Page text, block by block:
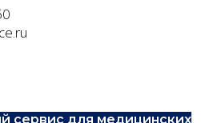
сервис для медицинских